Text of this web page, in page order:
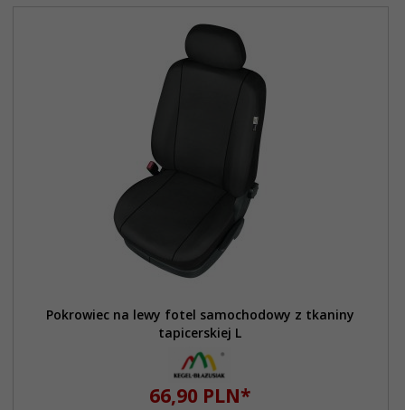
Pokrowiec na lewy fotel samochodowy z tkaniny
tapicerskiej L
66,90 PLN*